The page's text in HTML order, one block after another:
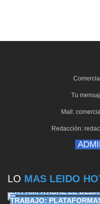
Tu
Mail:
Redacción:
LO MAS LEIDO
LA PAMPA ABRE EL
TRABAJO: